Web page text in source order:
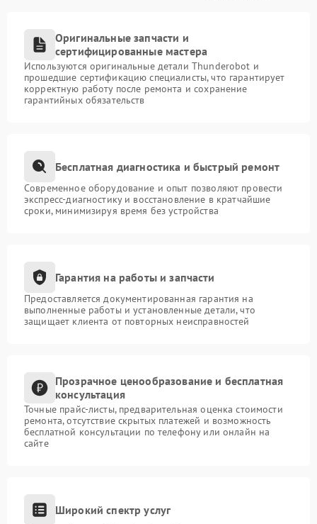
Оригинальные запчасти и
сертифицированные мастера
Используются оригинальные детали Thunderobot и
прошедшие сертификацию специалисты, что гарантирует
корректную работу после ремонта и сохранение
гарантийных обязательств
Бесплатная диагностика и быстрый ремонт
Современное оборудование и опыт позволяют провести
экспресс-диагностику и восстановление в кратчайшие
сроки, минимизируя время без устройства
Гарантия на работы и запчасти
Предоставляется документированная гарантия на
выполненные работы и установленные детали, что
защищает клиента от повторных неисправностей
Прозрачное ценообразование и бесплатная
консультация
Точные прайс-листы, предварительная оценка стоимости
ремонта, отсутствие скрытых платежей и возможность
бесплатной консультации по телефону или онлайн на
сайте
Широкий спектр услуг